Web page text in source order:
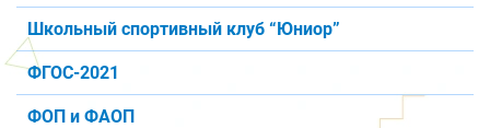
Школьный спортивный клуб “Юниор”
ФГОС-2021
ФОП и ФАОП